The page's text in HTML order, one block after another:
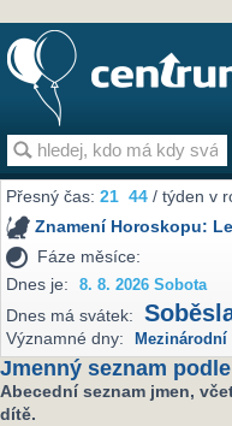
Přesný čas:21 44 / týden v
Znamení Horoskopu:
Fáze měsíce:
Dnes je:
8. 8. 2026 Sobota
Dnes má svátek:
Významné dny:
Jmenný seznam
Abecední seznam jmen,
dítě.